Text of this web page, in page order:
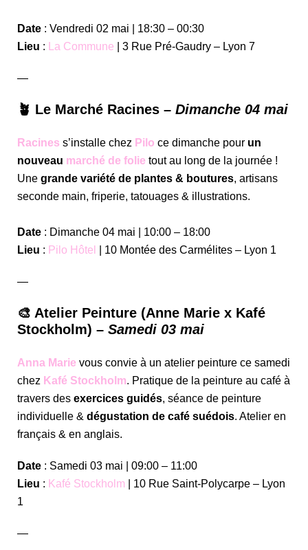
Date : Vendredi 02 mai | 18:30 – 00:30
Lieu : La Commune | 3 Rue Pré-Gaudry – Lyon 7
—
🪴 Le Marché Racines – Dimanche 04 mai
Racines s’installe chez Pilo ce dimanche pour un
nouveau marché de folie tout au long de la journée !
Une grande variété de plantes & boutures, artisans
seconde main, friperie, tatouages & illustrations.
Date : Dimanche 04 mai | 10:00 – 18:00
Lieu : Pilo Hôtel | 10 Montée des Carmélites – Lyon 1
—
🎨 Atelier Peinture (Anne Marie x Kafé
Stockholm) – Samedi 03 mai
Anna Marie vous convie à un atelier peinture ce samedi
chez Kafé Stockholm. Pratique de la peinture au café à
travers des exercices guidés, séance de peinture
individuelle & dégustation de café suédois. Atelier en
français & en anglais.
Date : Samedi 03 mai | 09:00 – 11:00
Lieu : Kafé Stockholm | 10 Rue Saint-Polycarpe – Lyon
1
—